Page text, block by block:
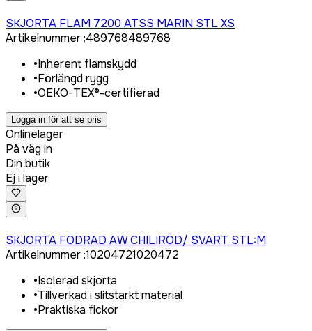
SKJORTA FLAM 7200 ATSS MARIN STL XS
Artikelnummer:489768489768
•Inherent flamskydd
•Förlängd rygg
•OEKO-TEX®-certifierad
Logga in för att se pris
Onlinelager
På väg in
Din butik
Ej i lager
SKJORTA FODRAD AW CHILIRÖD/ SVART STL:M
Artikelnummer:10204721020472
•Isolerad skjorta
•Tillverkad i slitstarkt material
•Praktiska fickor